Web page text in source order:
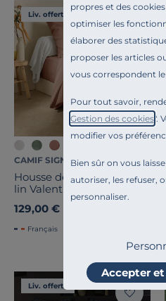
propres et des
optimiser les
élaborer des
proposer les articles
vous correspondent le
Pour tout savoir,
Gestion des cookies".
modifier vos
Bien sûr on vous
autoriser, les refuser,
personnaliser.
Accepter
Liv. offerte
CAMIF SIGNATURE
Housse de couette coton
lin Valentine
129,00 €
Français
Liv. offerte